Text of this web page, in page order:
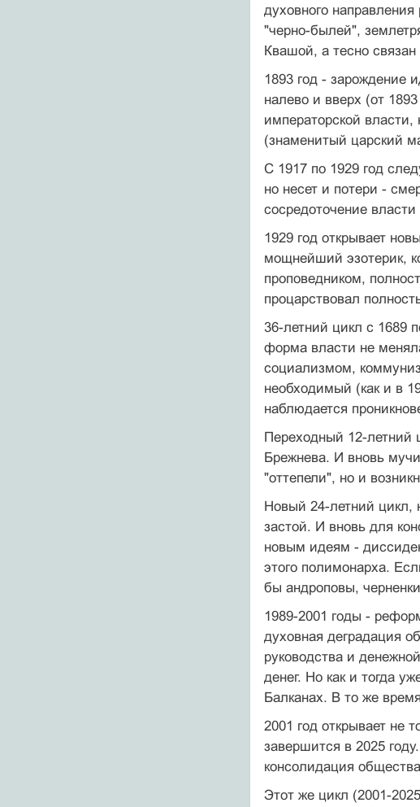
духовного
"черно-былей",
Квашой, а тесно
1893 год - зарождение
налево и вверх (от
императорской
(знаменитый царский
С 1917 по 1929 год
но несет и потери -
сосредоточение
1929 год открывает
мощнейший эзотерик,
проповедником,
процарствовал
36-летний цикл с 1689
форма власти не
социализмом,
необходимый (как и в
наблюдается
Переходный 12-летний
Брежнева. И вновь
"оттепели", но и
Новый 24-летний цикл,
застой. И вновь для
новым идеям -
этого полимонарха.
бы андроповы,
1989-2001 годы -
духовная деградация
руководства и
денег. Но как и тогда
Балканах. В то же
2001 год открывает не
завершится в 2025
консолидация
Этот же цикл (2001-